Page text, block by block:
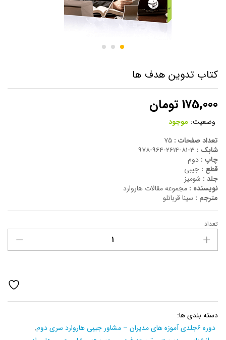
کتاب تدوین هدف ها
175,000 تومان
وضعیت: موجود
تعداد صفحات :
شابک :
چاپ : دوم
قطع : جیبی
جلد : شومیز
نویسنده : مجموعه مقالات هاروارد
مترجم : سینا قربانلو
کتاب
تدوین
هدف
تعداد
دسته بندی ها:
دوره ۶جلدی آموزه های مدیران – مشاور جیبی هاروارد سری دوم
,